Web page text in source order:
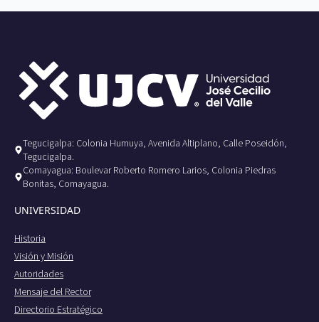
Tegucigalpa: Colonia Humuya, Avenida Altiplano, Calle Poseidón,
Tegucigalpa.
Comayagua: Boulevar Roberto Romero Larios, Colonia Piedras
Bonitas, Comayagua.
UNIVERSIDAD
Historia
Visión y Misión
Autoridades
Mensaje del Rector
Directorio Estratégico